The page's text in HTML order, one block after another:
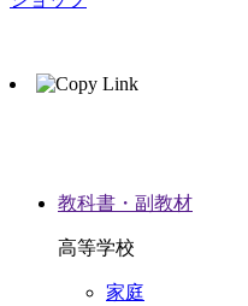
教科書・副教材
高等学校
家庭